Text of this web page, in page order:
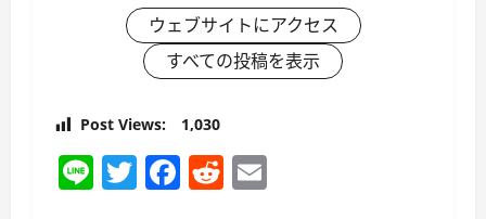
ウェブサイトにアクセス
すべての投稿を表示
Post Views: 1,030
LineTwitter
Facebook
Reddit